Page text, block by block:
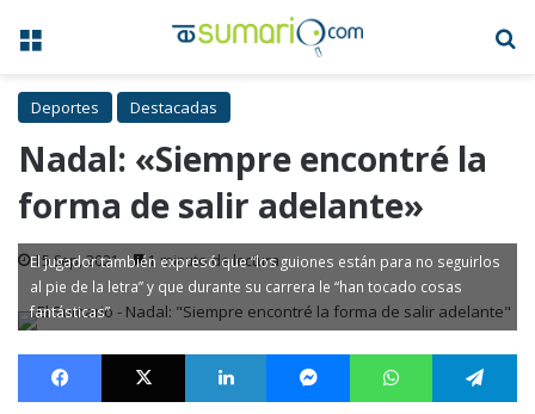
Menú
Deportes Destacadas
Nadal: «Siempre encontré la
forma de salir adelante»
15 Sep, 2021 1 minuto de lectura
El jugador también expresó que “los guiones están para no seguirlos
al pie de la letra” y que durante su carrera le “han tocado cosas
fantásticas”
Facebook X LinkedIn MessengerWhatsApp